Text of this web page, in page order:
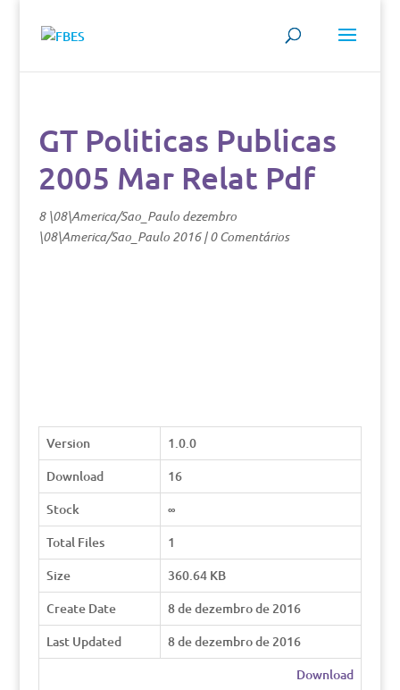
GT Politicas Publicas
2005 Mar Relat Pdf
8 \08\America/Sao_Paulo dezembro
\08\America/Sao_Paulo 2016|0 Comentários
Version
1.0.0
Download
16
Stock
∞
Total Files
1
Size
360.64 KB
Create Date
8 de dezembro de 2016
Last Updated
8 de dezembro de 2016
Download